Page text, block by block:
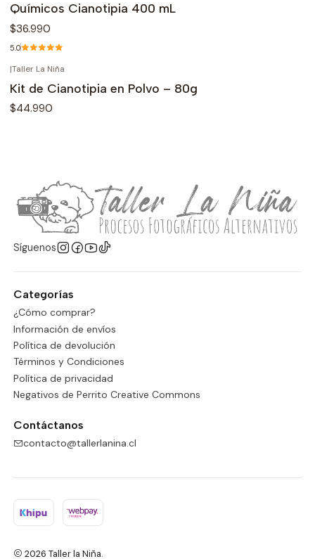
Químicos Cianotipia 400 mL
$36.990
5.0
|Taller La Niña
Kit de Cianotipia en Polvo – 80g
$44.990
Síguenos
Categorías
¿Cómo comprar?
Información de envíos
Política de devolución
Términos y Condiciones
Política de privacidad
Negativos de Perrito Creative Commons
Contáctanos
contacto@tallerlanina.cl
2026 Taller la Niña.